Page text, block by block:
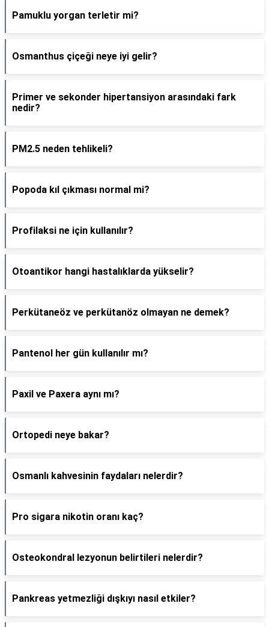
Pamuklu yorgan terletir mi?
Osmanthus çiçeği neye iyi gelir?
Primer ve sekonder hipertansiyon arasındaki fark
nedir?
PM2.5 neden tehlikeli?
Popoda kıl çıkması normal mi?
Profilaksi ne için kullanılır?
Otoantikor hangi hastalıklarda yükselir?
Perkütaneöz ve perkütanöz olmayan ne demek?
Pantenol her gün kullanılır mı?
Paxil ve Paxera aynı mı?
Ortopedi neye bakar?
Osmanlı kahvesinin faydaları nelerdir?
Pro sigara nikotin oranı kaç?
Osteokondral lezyonun belirtileri nelerdir?
Pankreas yetmezliği dışkıyı nasıl etkiler?